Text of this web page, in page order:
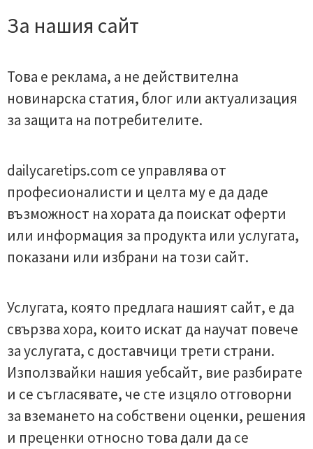
За нашия сайт
Това е реклама, а не действителна
новинарска статия, блог или актуализация
за защита на потребителите.
dailycaretips.com се управлява от
професионалисти и целта му е да даде
възможност на хората да поискат оферти
или информация за продукта или услугата,
показани или избрани на този сайт.
Услугата, която предлага нашият сайт, е да
свързва хора, които искат да научат повече
за услугата, с доставчици трети страни.
Използвайки нашия уебсайт, вие разбирате
и се съгласявате, че сте изцяло отговорни
за вземането на собствени оценки, решения
и преценки относно това дали да се